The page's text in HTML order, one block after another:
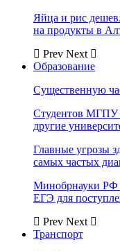
Яйца и рис
на продукты в
Prev Next
Образование
Существенную
Студентов МГПУ
другие
Главные угрозы
самых частых
Минобрнауки РФ
ЕГЭ для
Prev Next
Транспорт